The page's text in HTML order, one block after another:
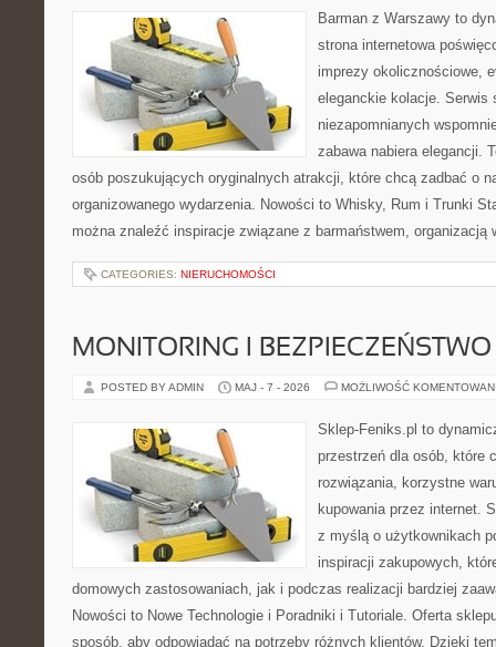
Barman z Warszawy to
strona internetowa
imprezy okolicznościowe,
eleganckie kolacje. Serwis
niezapomnianych
zabawa nabiera elegancji.
osób poszukujących oryginalnych atrakcji, które chcą zadbać o
organizowanego wydarzenia. Nowości to Whisky, Rum i Trunki
można znaleźć inspiracje związane z barmaństwem,
CATEGORIES: NIERUCHOMOŚCI
MONITORING I
POSTED BY ADMIN MAJ - 7 - 2026 MOŻLIWOŚĆ
Sklep-Feniks.pl to
przestrzeń dla osób, które
rozwiązania, korzystne
kupowania przez internet.
z myślą o użytkownikach
inspiracji zakupowych,
domowych zastosowaniach, jak i podczas realizacji bardziej
Nowości to Nowe Technologie i Poradniki i Tutoriale. Oferta
sposób, aby odpowiadać na potrzeby różnych klientów. Dzięki